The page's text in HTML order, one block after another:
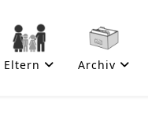
Eltern Archiv